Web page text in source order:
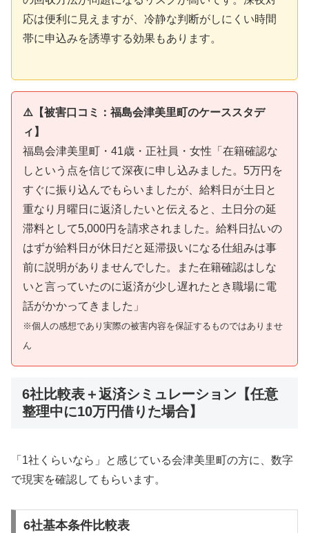
応は便利に見えますが、冷静な判断がしにくい時間
帯に申込みを誘導する効果もあります。
⚠️【被害口コミ：福島会津美里町のケーススタデ
ィ】
福島会津美里町・41歳・正社員・女性「在籍確認な
しという点を信じて深夜に申し込みました。5万円を
すぐに振り込んでもらいましたが、給料日が土日と
重なり月曜日に返済したいと伝えると、土日分の延
滞料として5,000円を請求されました。給料日払いの
はずが給料日が休日だと延滞扱いになる仕組みは事
前に説明がありませんでした。また在籍確認はしな
いと言っていたのに返済が少し遅れたとき職場に電
話がかかってきました」
※個人の感想であり実際の被害内容を保証するものではありませ
ん
6社比較表＋返済シミュレーション【任意
整理中に10万円借りた場合】
「1社くらいなら」と感じている会津美里町の方に、数字
で現実を確認してもらいます。
6社基本条件比較表